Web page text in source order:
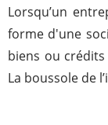
Lorsqu’un
forme d'une
biens ou
La boussole de